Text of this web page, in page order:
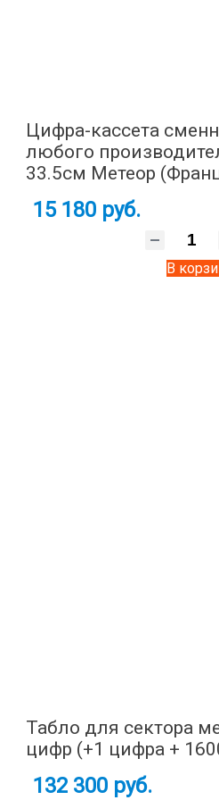
Цифра-кассета
любого
33.5см Метеор
15 180 руб.
В
Табло для сектора
цифр (+1 цифра +
132 300 руб.